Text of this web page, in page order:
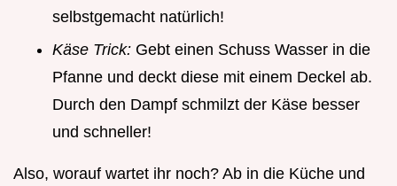
selbstgemacht natürlich!
Käse Trick: Gebt einen Schuss Wasser in die
Pfanne und deckt diese mit einem Deckel ab.
Durch den Dampf schmilzt der Käse besser
und schneller!
Also, worauf wartet ihr noch? Ab in die Küche und